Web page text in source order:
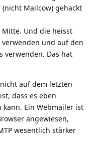
Mailcow) gehackt
Mitte. Und die heisst
und auf den
verwenden. Das hat
auf dem letzten
dass es eben
Ein Webmailer ist
angewiesen,
wesentlich stärker